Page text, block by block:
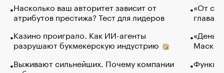
Насколько ваш авторитет зависит от
атрибутов престижа? Тест для лидеров
Казино проиграло. Как ИИ-агенты
разрушают букмекерскую индустрию
Выживают сильнейших. Почему компании
«От
глава
Маск в